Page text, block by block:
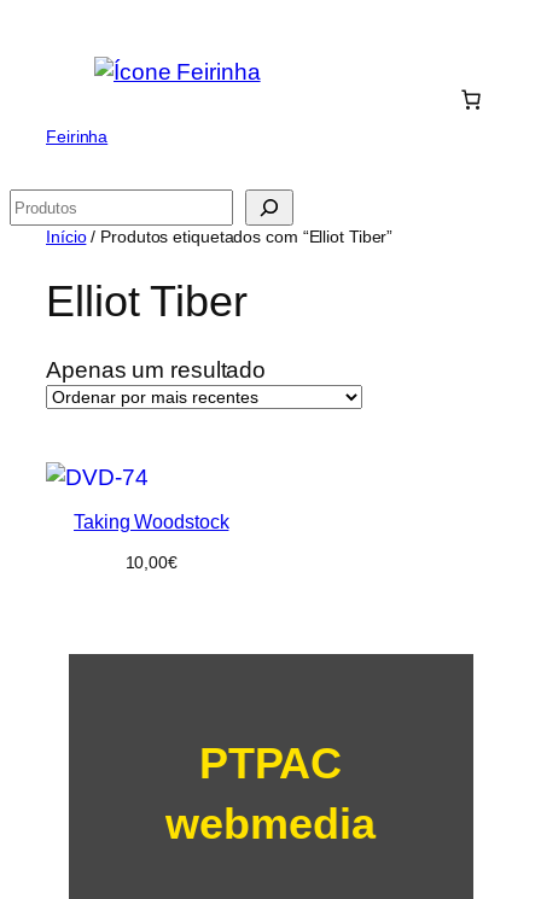
Feirinha
Pesquisar
Início/ Produtos etiquetados com “Elliot Tiber”
Elliot Tiber
Apenas um resultado
Taking Woodstock
10,00€
PTPAC
webmedia